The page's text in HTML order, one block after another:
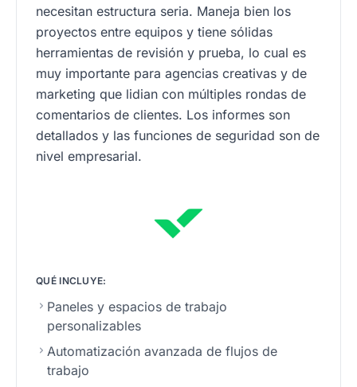
necesitan estructura seria. Maneja bien los
proyectos entre equipos y tiene sólidas
herramientas de revisión y prueba, lo cual es
muy importante para agencias creativas y de
marketing que lidian con múltiples rondas de
comentarios de clientes. Los informes son
detallados y las funciones de seguridad son de
nivel empresarial.
QUÉ INCLUYE:
Paneles y espacios de trabajo
personalizables
Automatización avanzada de flujos de
trabajo